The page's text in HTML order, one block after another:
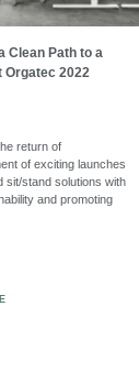
Clean Path to a
Orgatec 2022
return of
of exciting launches
sit/stand solutions with
and promoting